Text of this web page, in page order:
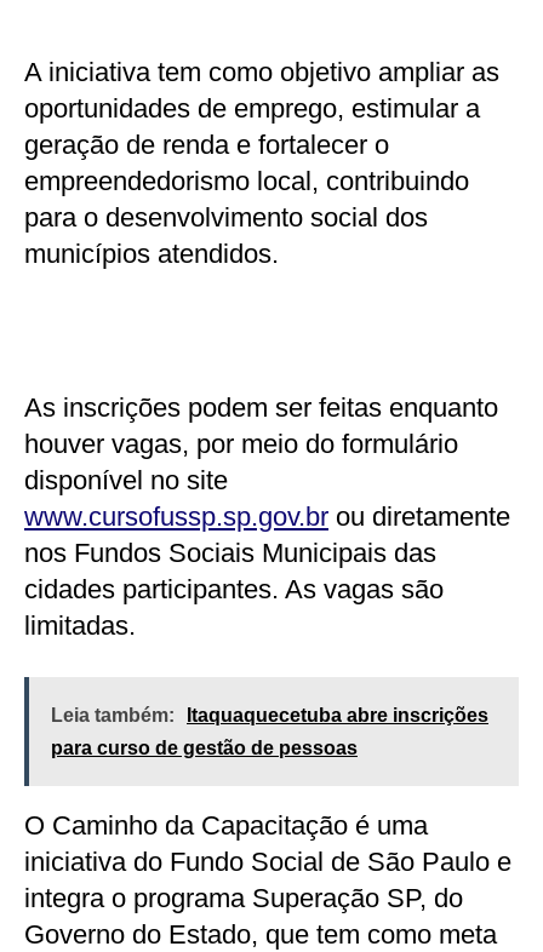
A iniciativa tem como objetivo ampliar as
oportunidades de emprego, estimular a
geração de renda e fortalecer o
empreendedorismo local, contribuindo
para o desenvolvimento social dos
municípios atendidos.
As inscrições podem ser feitas enquanto
houver vagas, por meio do formulário
disponível no site
www.cursofussp.sp.gov.br ou diretamente
nos Fundos Sociais Municipais das
cidades participantes. As vagas são
limitadas.
Leia também:
Itaquaquecetuba abre inscrições
para curso de gestão de pessoas
O Caminho da Capacitação é uma
iniciativa do Fundo Social de São Paulo e
integra o programa Superação SP, do
Governo do Estado, que tem como meta